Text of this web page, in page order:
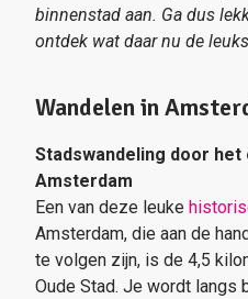
binnenstad aan. Ga dus
ontdek wat daar nu de
Wandelen in
Stadswandeling door het
Amsterdam
Een van deze leuke
Amsterdam, die aan de
te volgen zijn, is de 4,5
Oude Stad. Je wordt langs